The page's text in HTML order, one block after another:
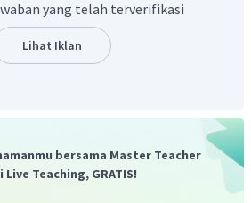
yang telah terverifikasi
Lihat Iklan
bersama Master Teacher
Live Teaching, GRATIS!